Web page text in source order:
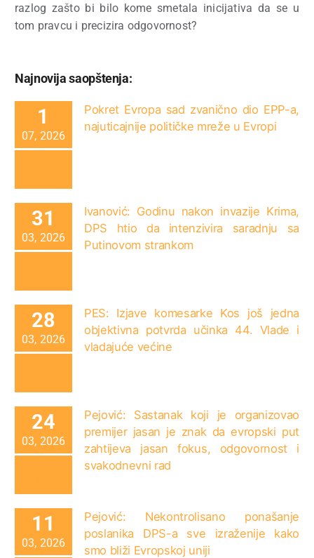
razlog zašto bi bilo kome smetala inicijativa da se u
tom pravcu i precizira odgovornost?
Najnovija saopštenja:
1
07, 2026
Pokret Evropa sad zvanično dio EPP-a,
najuticajnije političke mreže u Evropi
31
03, 2026
Ivanović: Godinu nakon invazije Krima,
DPS htio da intenzivira saradnju sa
Putinovom strankom
28
03, 2026
PES: Izjave komesarke Kos još jedna
objektivna potvrda učinka 44. Vlade i
vladajuće većine
24
03, 2026
Pejović: Sastanak koji je organizovao
premijer jasan je znak da evropski put
zahtijeva jasan fokus, odgovornost i
svakodnevni rad
11
03, 2026
Pejović: Nekontrolisano ponašanje
poslanika DPS-a sve izraženije kako
smo bliži Evropskoj uniji